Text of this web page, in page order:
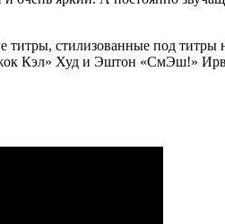
титры, стилизованные под
Кэл» Худ и Эштон «СмЭш!»